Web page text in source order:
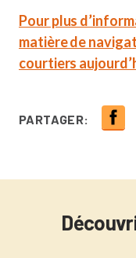
Pour plus
matière de
courtiers
PARTAGER: